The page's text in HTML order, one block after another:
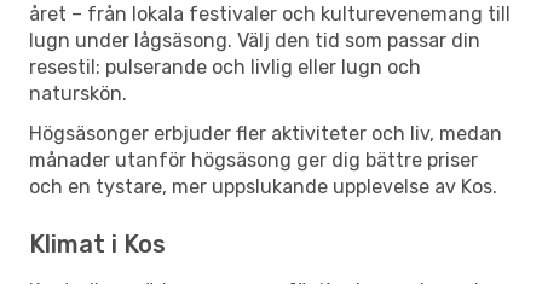
året – från lokala festivaler och kulturevenemang till
lugn under lågsäsong. Välj den tid som passar din
resestil: pulserande och livlig eller lugn och
naturskön.
Högsäsonger erbjuder fler aktiviteter och liv, medan
månader utanför högsäsong ger dig bättre priser
och en tystare, mer uppslukande upplevelse av Kos.
Klimat i Kos